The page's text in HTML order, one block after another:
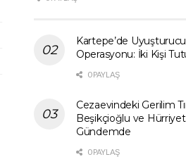
Kartepe’de
Operasyonu: İki Kişi
0 PAYLAŞ
Cezaevindeki Gerilim
Beşikçioğlu ve
Gündemde
0 PAYLAŞ